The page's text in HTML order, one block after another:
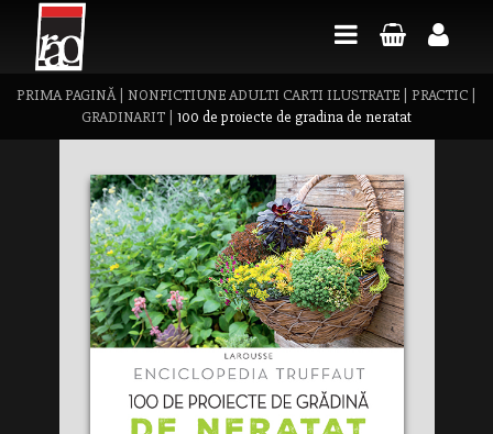
PRIMA PAGINĂ| NONFICTIUNE ADULTI CARTI ILUSTRATE PRACTIC
GRADINARIT
100 de proiecte de gradina de neratat